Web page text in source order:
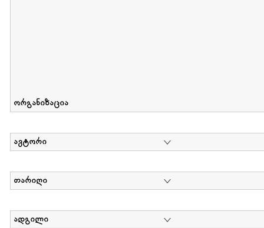
ორგანიზაცია
ავტორი
თარიღი
ადგილი